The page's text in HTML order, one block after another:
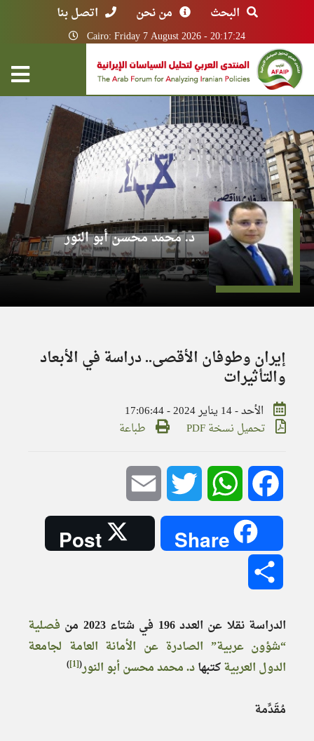
البحث من نحن اتصل بنا
Cairo: Friday 7 August 2026 - 20:17:24
د. محمد محسن أبو النور
إيران وطوفان الأقصى.. دراسة في الأبعاد
والتأثيرات
الأحد - 14 يناير 2024 - 17:06:44
تحميل نسخة PDF
طباعة
Facebook
WhatsApp
Twitter
Share
Post
الدراسة نقلا عن العدد 196 في شتاء 2023 من
فصلية
“شؤون عربية” الصادرة عن الأمانة العامة لجامعة
الدول العربيةكتبهاد. محمد محسن أبو النور(
[1]
)
مُقَدِّمة